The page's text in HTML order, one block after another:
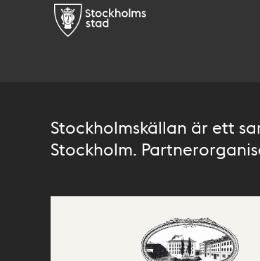
Stockholmskällan är ett
Stockholm.